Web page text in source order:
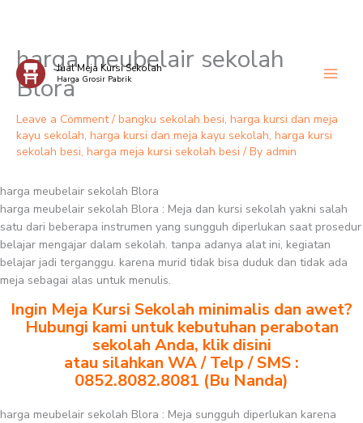
Skip
content
Jual Meja Kursi Sekolah
Harga Grosir Pabrik
harga meubelair sekolah
Blora
Leave a Comment / bangku sekolah besi, harga kursi dan meja
kayu sekolah, harga kursi dan meja kayu sekolah, harga kursi
sekolah besi, harga meja kursi sekolah besi / By admin
harga meubelair sekolah Blora
harga meubelair sekolah Blora : Meja dan kursi sekolah yakni salah
satu dari beberapa instrumen yang sungguh diperlukan saat prosedur
belajar mengajar dalam sekolah. tanpa adanya alat ini, kegiatan
belajar jadi terganggu. karena murid tidak bisa duduk dan tidak ada
meja sebagai alas untuk menulis.
Ingin Meja Kursi Sekolah minimalis dan awet?
Hubungi kami untuk kebutuhan perabotan
sekolah Anda, klik disini
atau silahkan WA / Telp / SMS :
0852.8082.8081 (Bu Nanda)
harga meubelair sekolah Blora : Meja sungguh diperlukan karena